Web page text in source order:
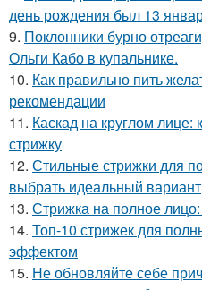
день рождения был 13
9. Поклонники бурно
Ольги Кабо в купальнике.
10. Как правильно пить
рекомендации
11. Каскад на круглом
стрижку
12. Стильные стрижки для
выбрать идеальный вариант
13. Стрижка на полное
14. Топ-10 стрижек для
эффектом
15. Не обновляйте себе